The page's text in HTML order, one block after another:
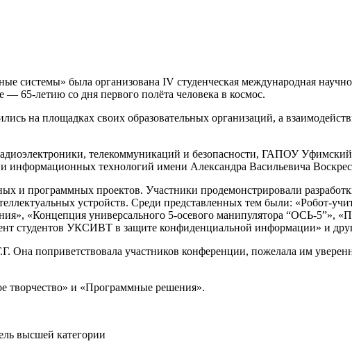
системы» была организована IV студенческая международная
65-летию со дня первого полёта человека в космос.
на площадках своих образовательных организаций, а
телекоммуникаций и безопасности, ГАПОУ
технологий имени Александра Васильевича
и программных проектов. Участники продемонстрировали
устройств. Среди представленных тем были: «Робот-
«Концепция универсального 5-осевого манипулятора “ОСЬ-5”»,
студентов УКСИВТ в защите конфиденциальной информации» и
Она поприветствовала участников конференции, пожелала им
творчество» и «Программные решения».
высшей категории